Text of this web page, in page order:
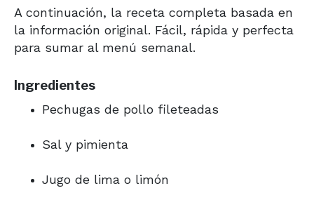
A continuación, la receta completa basada en
la información original. Fácil, rápida y perfecta
para sumar al menú semanal.
Ingredientes
Pechugas de pollo fileteadas
Sal y pimienta
Jugo de lima o limón